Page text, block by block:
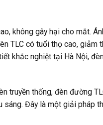
không gây hại cho mắt.
TLC có tuổi thọ cao, giảm
khắc nghiệt tại Hà Nội,
truyền thống, đèn đường
sáng. Đây là một giải pháp